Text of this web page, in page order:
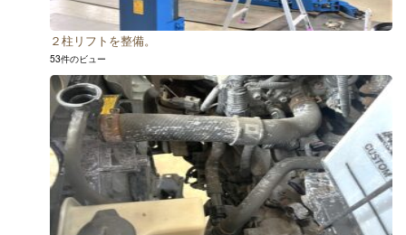
２柱リフトを整備。
53件のビュー